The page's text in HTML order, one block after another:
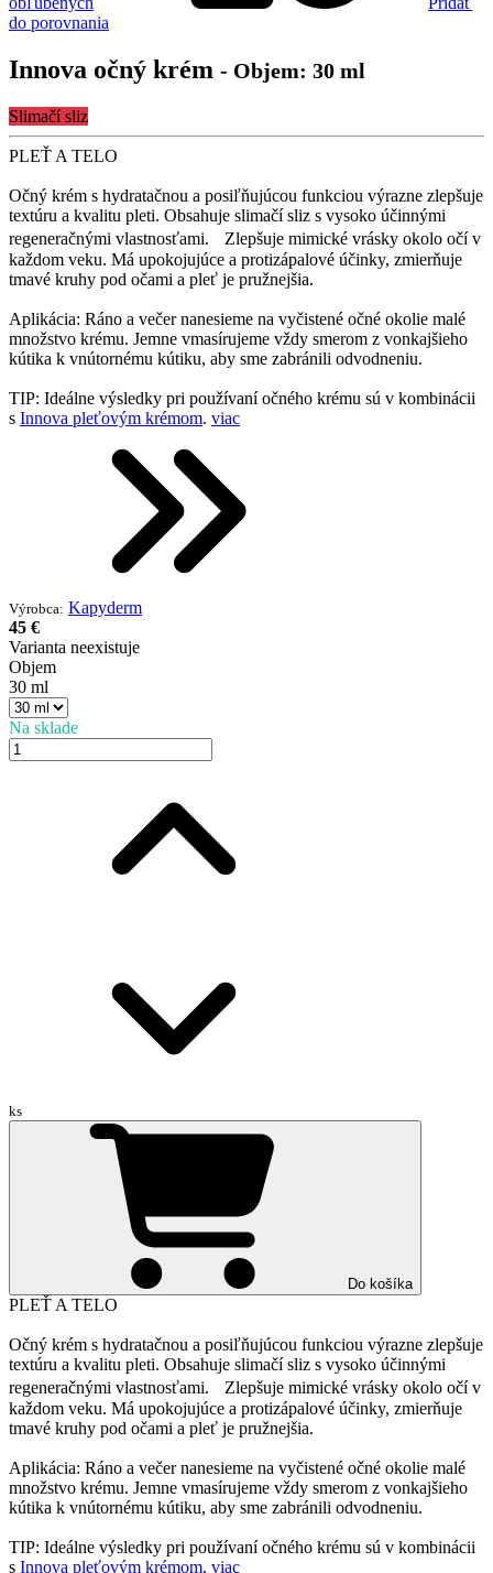
do porovnania
Innova očný krém - Objem: 30 ml
Slimačí sliz
PLEŤ A TELO
Očný krém s hydratačnou a posiľňujúcou funkciou výrazne zlepšuje
textúru a kvalitu pleti. Obsahuje slimačí sliz s vysoko účinnými
regeneračnými vlastnosťami. Zlepšuje mimické vrásky okolo očí v
každom veku. Má upokojujúce a protizápalové účinky, zmierňuje
tmavé kruhy pod očami a pleť je pružnejšia.
Aplikácia: Ráno a večer nanesieme na vyčistené očné okolie malé
množstvo krému. Jemne vmasírujeme vždy smerom z vonkajšieho
kútika k vnútornému kútiku, aby sme zabránili odvodneniu.
TIP: Ideálne výsledky pri používaní očného krému sú v kombinácii
s Innova pleťovým krémom. viac
Výrobca: Kapyderm
45 €
Varianta neexistuje
Objem
30 ml
Na sklade
ks
Do košíka
PLEŤ A TELO
Očný krém s hydratačnou a posiľňujúcou funkciou výrazne zlepšuje
textúru a kvalitu pleti. Obsahuje slimačí sliz s vysoko účinnými
regeneračnými vlastnosťami. Zlepšuje mimické vrásky okolo očí v
každom veku. Má upokojujúce a protizápalové účinky, zmierňuje
tmavé kruhy pod očami a pleť je pružnejšia.
Aplikácia: Ráno a večer nanesieme na vyčistené očné okolie malé
množstvo krému. Jemne vmasírujeme vždy smerom z vonkajšieho
kútika k vnútornému kútiku, aby sme zabránili odvodneniu.
TIP: Ideálne výsledky pri používaní očného krému sú v kombinácii
s Innova pleťovým krémom. viac